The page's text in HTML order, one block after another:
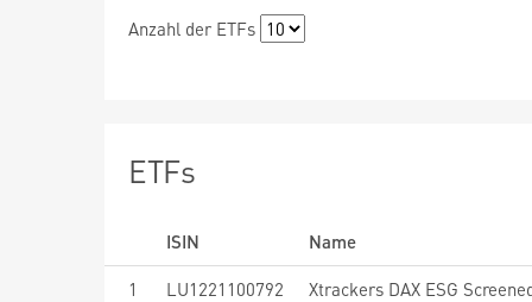
Anzahl der ETFs
ETFs
ISIN
Name
1
LU1221100792 Xtrackers DAX ESG